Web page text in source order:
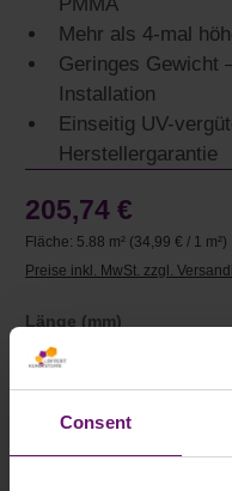
Consent
Mehr als 4-mal
Geringes Gewicht
Installation
Einseitig UV-
Herstellergarantie
205,74 €
Fläche: 5.88 m² (34,99 € / 1 m²)
Preise inkl. MwSt. zzgl.
Länge (mm)
Breite (mm)auswählen